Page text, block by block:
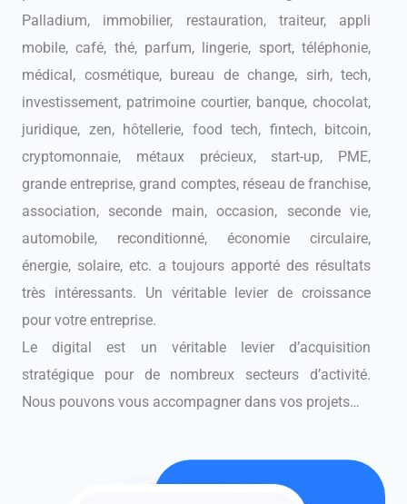
Palladium, immobilier, restauration, traiteur, appli
mobile, café, thé, parfum, lingerie, sport, téléphonie,
médical, cosmétique, bureau de change, sirh, tech,
investissement, patrimoine courtier, banque, chocolat,
juridique, zen, hôtellerie, food tech, fintech, bitcoin,
cryptomonnaie, métaux précieux, start-up, PME,
grande entreprise, grand comptes, réseau de franchise,
association, seconde main, occasion, seconde vie,
automobile, reconditionné, économie circulaire,
énergie, solaire, etc. a toujours apporté des résultats
très intéressants. Un véritable levier de croissance
pour votre entreprise.
Le digital est un véritable levier d’acquisition
stratégique pour de nombreux secteurs d’activité.
Nous pouvons vous accompagner dans vos projets…